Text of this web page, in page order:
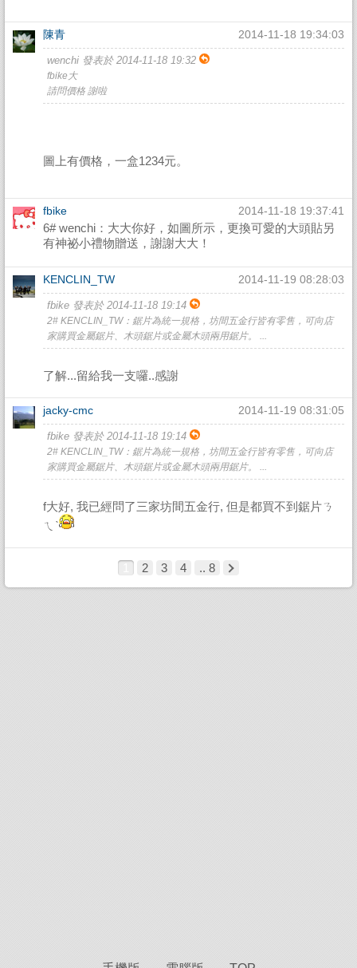
陳青 2014-11-18 19:34:03
wenchi 發表於 2014-11-18 19:32
fbike大
請問價格 謝啦
圖上有價格，一盒1234元。
fbike 2014-11-18 19:37:41
6# wenchi：大大你好，如圖所示，更換可愛的大頭貼另
有神祕小禮物贈送，謝謝大大！
KENCLIN_TW 2014-11-19 08:28:03
fbike 發表於 2014-11-18 19:14
2# KENCLIN_TW：鋸片為統一規格，坊間五金行皆有零售，可向店
家購買金屬鋸片、木頭鋸片或金屬木頭兩用鋸片。 ...
了解...留給我一支囉..感謝
jacky-cmc 2014-11-19 08:31:05
fbike 發表於 2014-11-18 19:14
2# KENCLIN_TW：鋸片為統一規格，坊間五金行皆有零售，可向店
家購買金屬鋸片、木頭鋸片或金屬木頭兩用鋸片。 ...
f大好, 我已經問了三家坊間五金行, 但是都買不到鋸片ㄋ
ㄟˋ
2 3 4 .. 8